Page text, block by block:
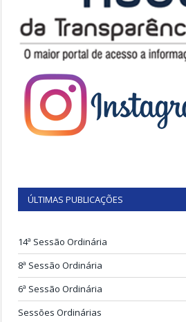
ÚLTIMAS PUBLICAÇÕES
14ª Sessão Ordinária
8ª Sessão Ordinária
6ª Sessão Ordinária
Sessões Ordinárias